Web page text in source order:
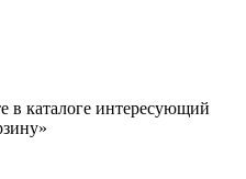
в каталоге интересующий